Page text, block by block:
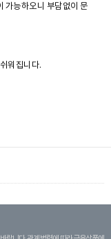
가능하오니 부담없이 문
워집니다.